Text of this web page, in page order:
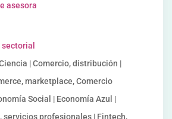
asesora
| Comercio, distribución |
marketplace, Comercio
Social | Economía Azul |
servicios profesionales | Fintech,